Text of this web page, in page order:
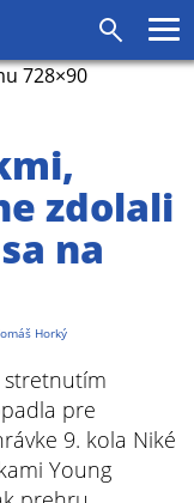
zdolali
na
Horký
stretnutím
pre
9. kola Niké
Young